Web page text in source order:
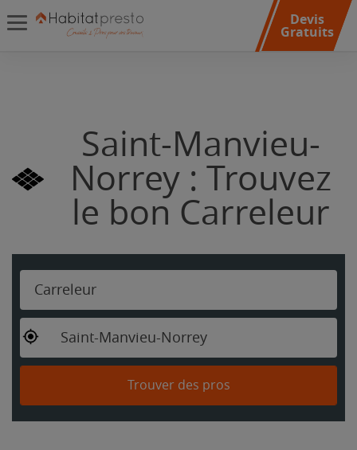
Devis
Gratuits
Saint-Manvieu-
Norrey : Trouvez
le bon Carreleur
Carreleur
Saint-Manvieu-Norrey
Trouver des pros